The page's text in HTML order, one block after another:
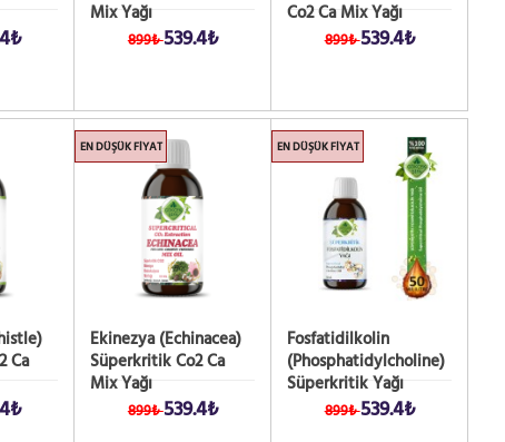
Mix Yağı
899₺539.4₺
Co2 Ca Mix Yağı
899₺539.4₺
Ca
EN DÜŞÜK FIYAT
Ekinezya (Echinacea)
Süperkritik Co2 Ca
Mix Yağı
899₺539.4₺
EN DÜŞÜK FIYAT
Fosfatidilkolin
(Phosphatidylcholine)
Süperkritik Yağı
899₺539.4₺